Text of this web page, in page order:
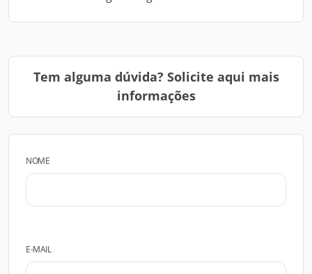
Tem alguma dúvida? Solicite aqui mais
informações
NOME
E-MAIL